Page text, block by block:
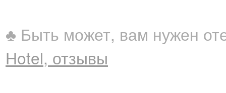
♣ Быть может, вам нужен
Hotel, отзывы